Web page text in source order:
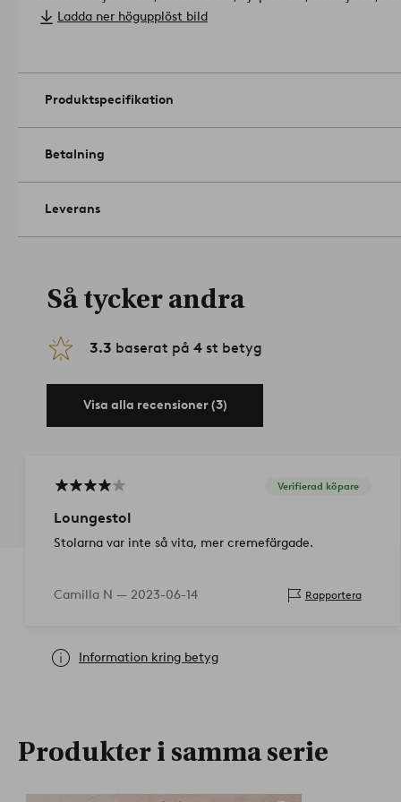
Skötselråd: Torkas av med lätt fuktad trasa.
tål att ligga utomhus.Artikelnummer: 1614365-08-0
Ladda ner högupplöst bild
Produktspecifikation
Betalning
Leverans
Så tycker andra
3.3 baserat på 4 st betyg
Visa alla recensioner (3)
Verifierad köpare
Loungestol
Stolarna var inte så vita, mer cremefärgade.
Camilla N — 2023-06-14 Rapportera
Information kring betyg
Produkter i samma serie